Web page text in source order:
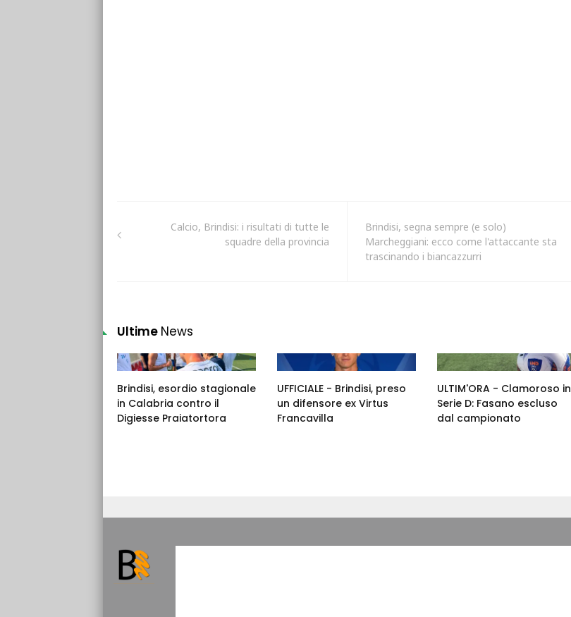
Calcio, Brindisi: i risultati di tutte le
squadre della provincia
Brindisi, segna sempre (e solo)
Marcheggiani: ecco come l'attaccante sta
trascinando i biancazzurri
Ultime News
Brindisi, esordio stagionale
in Calabria contro il
Digiesse Praiatortora
UFFICIALE - Brindisi, preso
un difensore ex Virtus
Francavilla
ULTIM'ORA - Clamoroso in
Serie D: Fasano escluso
dal campionato